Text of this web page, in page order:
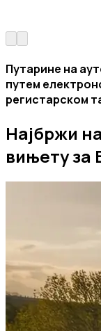
Путарине на
путем
регистарском
Најбржи
вињету за